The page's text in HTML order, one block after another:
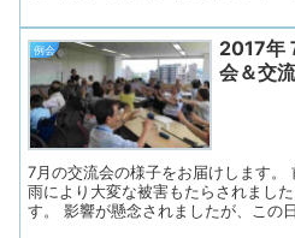
安心して過ごせるよう努めました。
挨拶）２．あすの会諸連絡３. リラッ
ク「私のリフレッシュ法」５. 歌の練
お渡し ◇司会はあすの会メンバーが
で始まりました。 参加者の皆さんに
族、会話パートナー、ボランティア
手を挙げていただき、ゆっくり確認
うにしています。 今月も失語意思...
例会
2017年
会＆交
7月の交流会の様子をお届けします
雨により大変な被害もたらされまし
す。 影響が懸念されましたが、この